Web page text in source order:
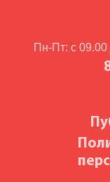
Пн-Пт: с